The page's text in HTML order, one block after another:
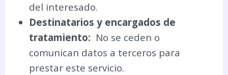
del interesado.
Destinatarios y encargados de
tratamiento: No se ceden o
comunican datos a terceros para
prestar este servicio.